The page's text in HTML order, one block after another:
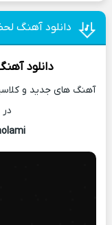
دانلود آهنگ
دانلود
آهنگ های جدید و